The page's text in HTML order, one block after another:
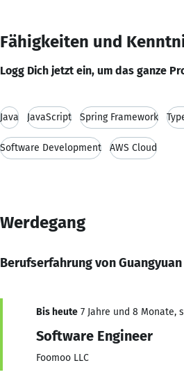
Fähigkeiten und
Logg Dich jetzt ein, um das ganze
Java JavaScript Spring Framework
Software Development AWS Cloud
Werdegang
Berufserfahrung von
Bis heute 7 Jahre und 8 Monate,
Software Engineer
Foomoo LLC